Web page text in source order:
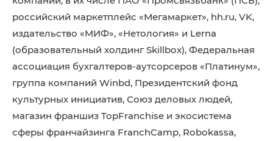
российский маркетплейс «Мегамаркет», hh.ru, VK,
издательство «МИФ», «Нетология» и Lerna
(образовательный холдинг Skillbox), Федеральная
ассоциация бухгалтеров-аутсорсеров «Платинум»,
группа компаний Winbd, Президентский фонд
культурных инициатив, Союз деловых людей,
магазин франшиз TopFranchise и экосистема
сферы франчайзинга FranchCamp, Robokassa,